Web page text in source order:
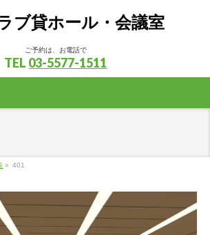
ブ貸ホール・会議室
ご予約は、お電話で
TEL 03-5577-1511
» 401